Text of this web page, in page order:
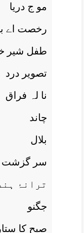
مو ج دريا
رخصت اے
طفل شير
تصوير درد
نا لہ فراق
چاند
بلال
سر گزشت
ترانۂ
جگنو
صبح کا